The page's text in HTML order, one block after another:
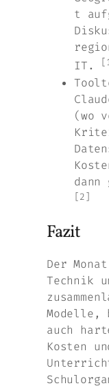
t
IT.
(wo
dann
[2]
Fazit
Der
Technik
Modelle,
auch
Kosten